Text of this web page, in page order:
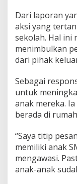
​Dari laporan
aksi yang
sekolah. Hal ini
menimbulkan
dari pihak
​Sebagai
untuk
anak mereka.
berada di
​“Saya titip
memiliki anak
mengawasi.
anak-anak